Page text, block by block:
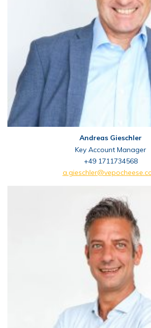
Andreas Gieschler
Key Account Manager
+49 1711734568